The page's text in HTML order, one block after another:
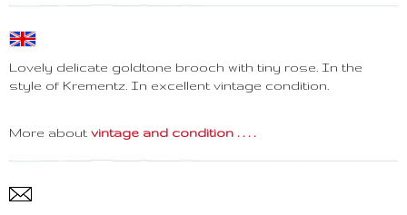
Lovely delicate goldtone brooch with tiny rose. In the
style of Krementz. In excellent vintage condition.
More about vintage and condition . . . .